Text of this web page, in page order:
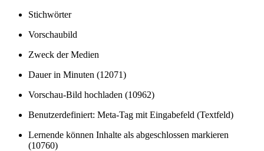
Stichwörter
Vorschaubild
Zweck der Medien
Dauer in Minuten (12071)
Vorschau-Bild hochladen (10962)
Benutzerdefiniert: Meta-Tag mit Eingabefeld (Textfeld)
Lernende können Inhalte als abgeschlossen markieren
(10760)